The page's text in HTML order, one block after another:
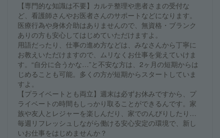
【専門的な知識は不要】カルテ整理や患者さまの受付な
ど、看護師さんやお医者さんのサポートなどになります。
医療行為や身体介助はありませんので、無資格・ブランク
ありの方も安心してはじめていただけますよ。
用語だったり、仕事の進め方などは、みなさんから丁寧に
お教えいただけますので、ムリなくお仕事を覚えていけま
す。“自分に合うかな…”と不安な方は、2ヶ月の短期からは
じめることも可能。多くの方が短期からスタートしていま
すよ。
【プライベートとも両立】週末は必ずお休みですから、プ
ライベートの時間もしっかり取ることができるんです。家
族や友人とレジャーを楽しんだり、家でのんびりしたり…
毎週リフレッシュしながら働ける安心安定の環境で、新し
いお仕事をはじめませんか？